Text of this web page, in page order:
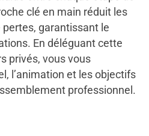
clé en main réduit les
garantissant le
En déléguant cette
privés, vous vous
l’animation et les objectifs
professionnel.